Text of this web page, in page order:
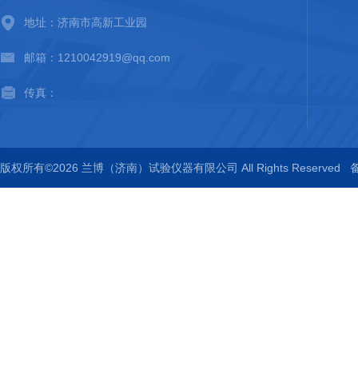
地址：济南市高新工业园
邮箱：1210042919@qq.com
传真：
版权所有©2026 兰博（济南）试验仪器有限公司 All Rights Reserved